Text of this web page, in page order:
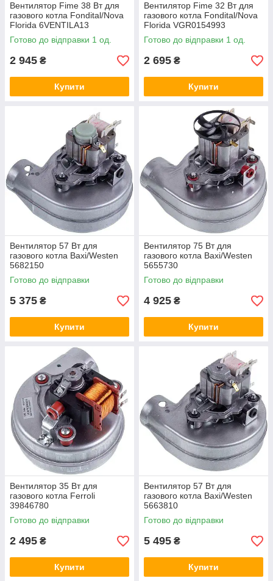
Вентилятор Fime 38 Вт для
газового котла Fondital/Nova
Florida 6VENTILA13
Готово до відправки 1 од.
2 945 ₴
Купити
Вентилятор Fime 32 Вт для
газового котла Fondital/Nova
Florida VGR0154993
Готово до відправки 1 од.
2 695 ₴
Купити
Вентилятор 57 Вт для
газового котла Baxi/Westen
5682150
Готово до відправки
5 375 ₴
Купити
Вентилятор 75 Вт для
газового котла Baxi/Westen
5655730
Готово до відправки
4 925 ₴
Купити
Вентилятор 35 Вт для
газового котла Ferroli
39846780
Готово до відправки
2 495 ₴
Купити
Вентилятор 57 Вт для
газового котла Baxi/Westen
5663810
Готово до відправки
5 495 ₴
Купити